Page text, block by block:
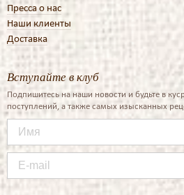
Пресса о нас
Наши клиенты
Доставка
Вступайте в клуб
Подпишитесь на наши новости и будьте в
поступлений, а также самых изысканных